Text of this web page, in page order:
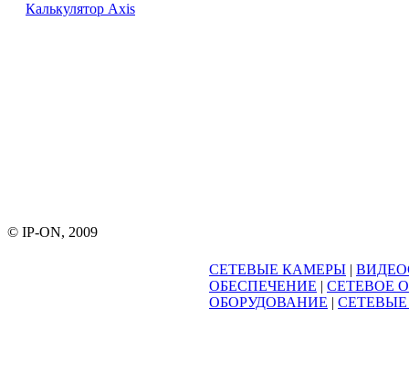
Калькулятор Axis
© IP-ON, 2009
СЕТЕВЫЕ КАМЕРЫ |
ОБЕСПЕЧЕНИЕ | СЕТЕВОЕ
ОБОРУДОВАНИЕ |